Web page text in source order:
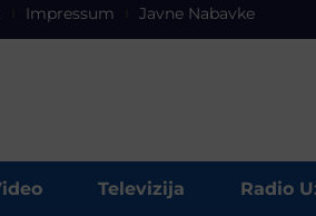
Impressum Javne Nabavke
Televizija Radio